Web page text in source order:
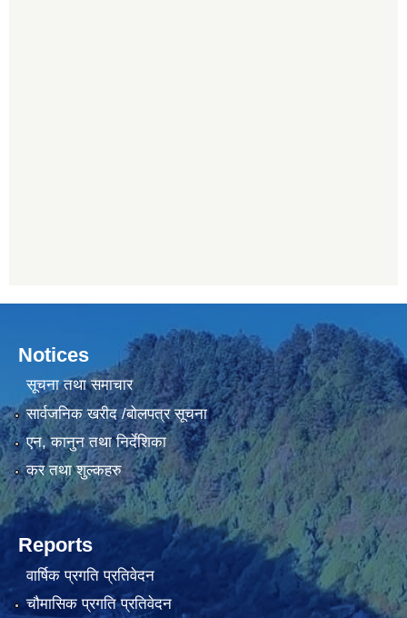
Notices
सूचना तथा समाचार
सार्वजनिक खरीद /बोलपत्र सूचना
एन, कानुन तथा निर्देशिका
कर तथा शुल्कहरु
Reports
वार्षिक प्रगति प्रतिवेदन
चौमासिक प्रगति प्रतिवेदन